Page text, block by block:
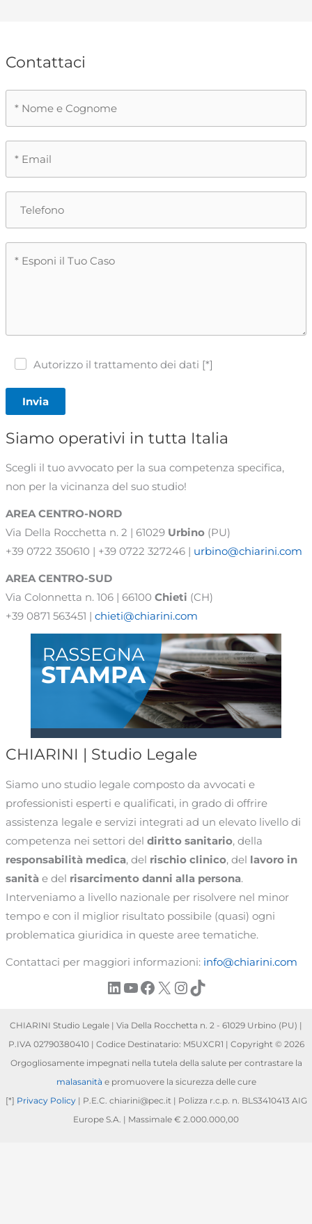
Contattaci
Autorizzo il trattamento dei dati [*]
Invia
Siamo operativi in tutta Italia
Scegli il tuo avvocato per la sua competenza specifica,
non per la vicinanza del suo studio!
AREA CENTRO-NORD
Via Della Rocchetta n. 2 | 61029 Urbino (PU)
+39 0722 350610 | +39 0722 327246 | urbino@chiarini.com
AREA CENTRO-SUD
Via Colonnetta n. 106 | 66100 Chieti (CH)
+39 0871 563451 | chieti@chiarini.com
CHIARINI | Studio Legale
Siamo uno studio legale composto da avvocati e
professionisti esperti e qualificati, in grado di offrire
assistenza legale e servizi integrati ad un elevato livello di
competenza nei settori del diritto sanitario, della
responsabilità medica, del rischio clinico, del lavoro in
sanità e del risarcimento danni alla persona.
Interveniamo a livello nazionale per risolvere nel minor
tempo e con il miglior risultato possibile (quasi) ogni
problematica giuridica in queste aree tematiche.
Contattaci per maggiori informazioni: info@chiarini.com
LinkedIn
YouTube
Facebook
X Instagram
TikTok
CHIARINI Studio Legale | Via Della Rocchetta n. 2 - 61029 Urbino (PU) |
P.IVA 02790380410 | Codice Destinatario: M5UXCR1 | Copyright © 2026
Orgogliosamente impegnati nella tutela della salute per contrastare la
malasanità e promuovere la sicurezza delle cure
[*] Privacy Policy| P.E.C. chiarini@pec.it | Polizza r.c.p. n. BLS3410413 AIG
Europe S.A. | Massimale € 2.000.000,00